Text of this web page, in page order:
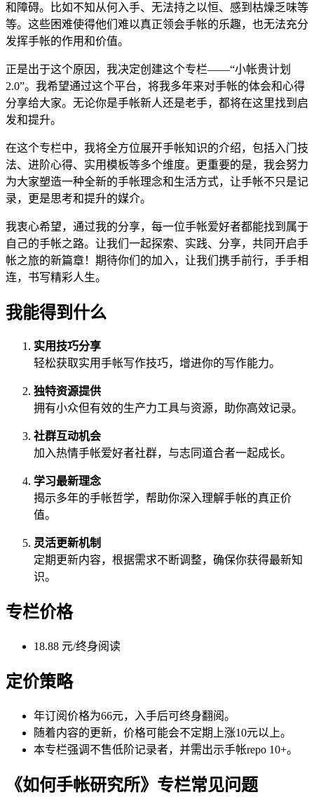
和障碍。比如不知从何入手、无法持之以恒、感到枯燥乏味等
等。这些困难使得他们难以真正领会手帐的乐趣，也无法充分
发挥手帐的作用和价值。
正是出于这个原因，我决定创建这个专栏——“小帐贵计划
2.0”。我希望通过这个平台，将我多年来对手帐的体会和心得
分享给大家。无论你是手帐新人还是老手，都将在这里找到启
发和提升。
在这个专栏中，我将全方位展开手帐知识的介绍，包括入门技
法、进阶心得、实用模板等多个维度。更重要的是，我会努力
为大家塑造一种全新的手帐理念和生活方式，让手帐不只是记
录，更是思考和提升的媒介。
我衷心希望，通过我的分享，每一位手帐爱好者都能找到属于
自己的手帐之路。让我们一起探索、实践、分享，共同开启手
帐之旅的新篇章！期待你们的加入，让我们携手前行，手手相
连，书写精彩人生。
我能得到什么
实用技巧分享
轻松获取实用手帐写作技巧，增进你的写作能力。
独特资源提供
拥有小众但有效的生产力工具与资源，助你高效记录。
社群互动机会
加入热情手帐爱好者社群，与志同道合者一起成长。
学习最新理念
揭示多年的手帐哲学，帮助你深入理解手帐的真正价
值。
灵活更新机制
定期更新内容，根据需求不断调整，确保你获得最新知
识。
专栏价格
18.88 元/终身阅读
定价策略
年订阅价格为66元，入手后可终身翻阅。
随着内容的更新，价格可能会不定期上涨10元以上。
本专栏强调不售低阶记录者，并需出示手帐repo 10+。
《如何手帐研究所》专栏常见问题